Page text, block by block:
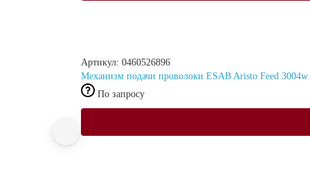
Артикул: 0460526896
Механизм подачи проволоки ESAB Aristo Feed 3004w
По запросу